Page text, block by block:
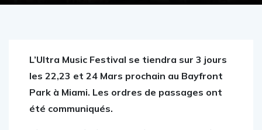
L’Ultra Music Festival se tiendra sur 3 jours
les 22,23 et 24 Mars prochain au Bayfront
Park à Miami. Les ordres de passages ont